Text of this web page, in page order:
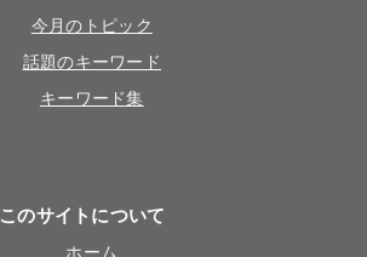
今月のトピック
話題のキーワード
キーワード集
このサイトについて
ホーム